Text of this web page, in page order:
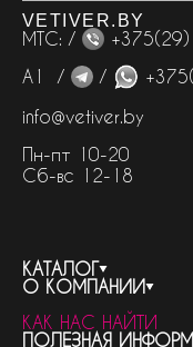
VETIVER.BY
МТС: /
А1 /
/
info@vetiver.by
Пн-пт 10-20
Сб-вс 12-18
КАТАЛОГ
весь каталог
бренды
О КОМПАНИИ
контакты
КАК НАС НАЙТИ
ПОЛЕЗНАЯ